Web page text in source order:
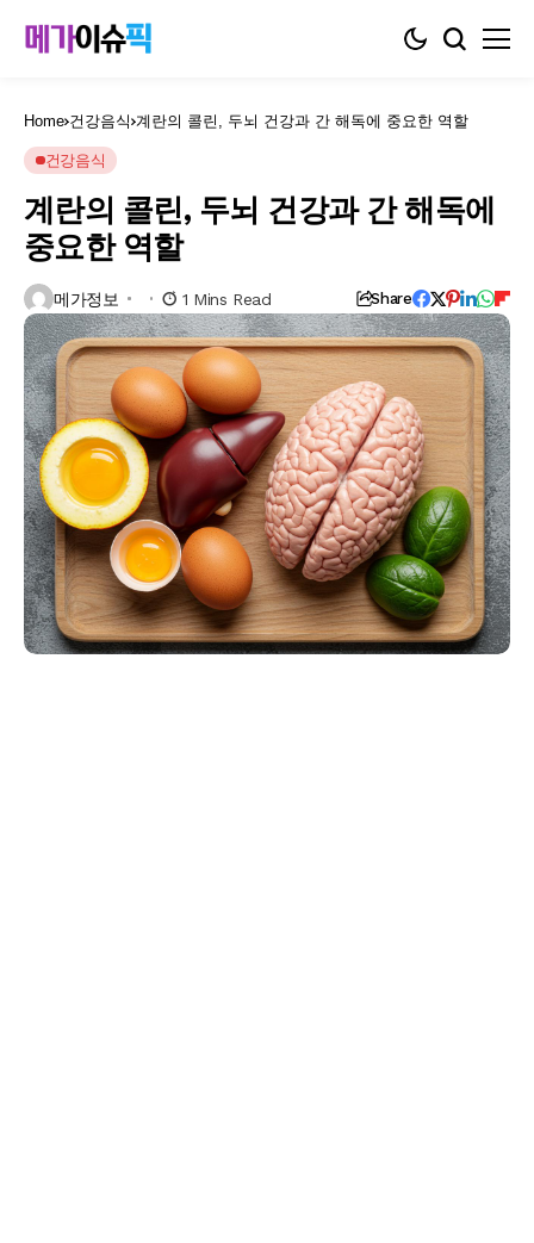
Home 건강음식 계란의 콜린, 두뇌 건강과 간 해독에 중요한 역할
건강음식
계란의 콜린, 두뇌 건강과 간 해독에
중요한 역할
메가정보 1 Mins Read Share